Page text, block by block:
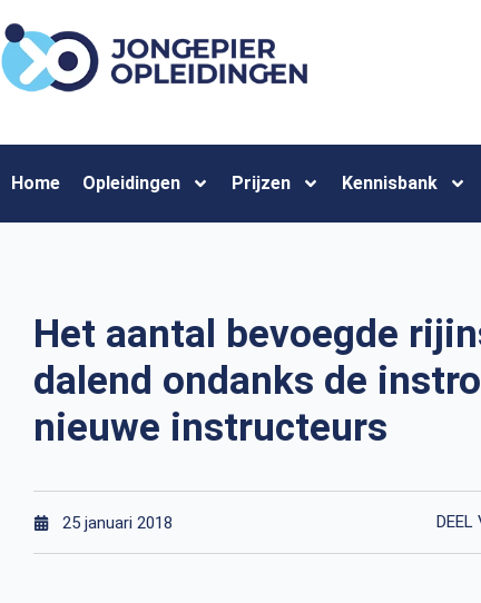
Home Opleidingen Prijzen Kennisbank
Het aantal bevoegde
dalend ondanks de
nieuwe instructeurs
25 januari 2018 DEEL